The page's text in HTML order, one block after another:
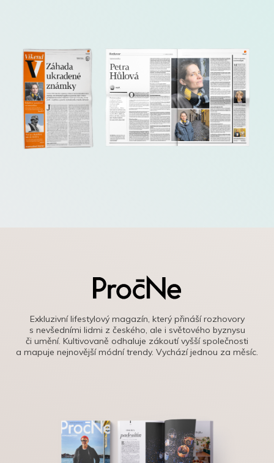
Exkluzivní lifestylový magazín, který přináší rozhovory
s nevšedními lidmi z českého, ale i světového byznysu
či umění. Kultivovaně odhaluje zákoutí vyšší společnosti
a mapuje nejnovější módní trendy. Vychází jednou za měsíc.